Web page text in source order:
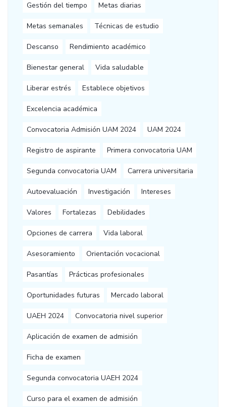
Gestión del tiempo Metas diarias
Metas semanales Técnicas de estudio
Descanso Rendimiento académico
Bienestar general Vida saludable
Liberar estrés Establece objetivos
Excelencia académica
Convocatoria Admisión UAM 2024 UAM 2024
Registro de aspirante Primera convocatoria UAM
Segunda convocatoria UAM Carrera universitaria
Autoevaluación Investigación Intereses
Valores Fortalezas Debilidades
Opciones de carrera Vida laboral
Asesoramiento Orientación vocacional
Pasantías Prácticas profesionales
Oportunidades futuras Mercado laboral
UAEH 2024 Convocatoria nivel superior
Aplicación de examen de admisión
Ficha de examen
Segunda convocatoria UAEH 2024
Curso para el examen de admisión